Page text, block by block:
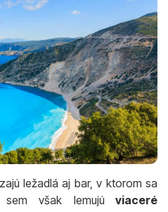
ležadlá aj bar, v ktorom sa
však lemujú viaceré